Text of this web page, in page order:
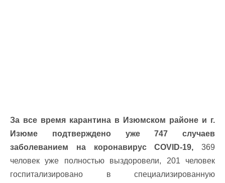
За все время карантина в Изюмском районе и г.
Изюме подтверждено уже 747 случаев
заболеванием на коронавирус COVID-19, 369
человек уже полностью выздоровели, 201 человек
госпитализировано в специализированную